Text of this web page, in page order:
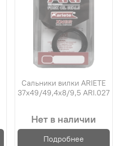
Сальники вилки ARIETE
37х49/49,4х8/9,5 ARI.027
Нет в наличии
Подробнее